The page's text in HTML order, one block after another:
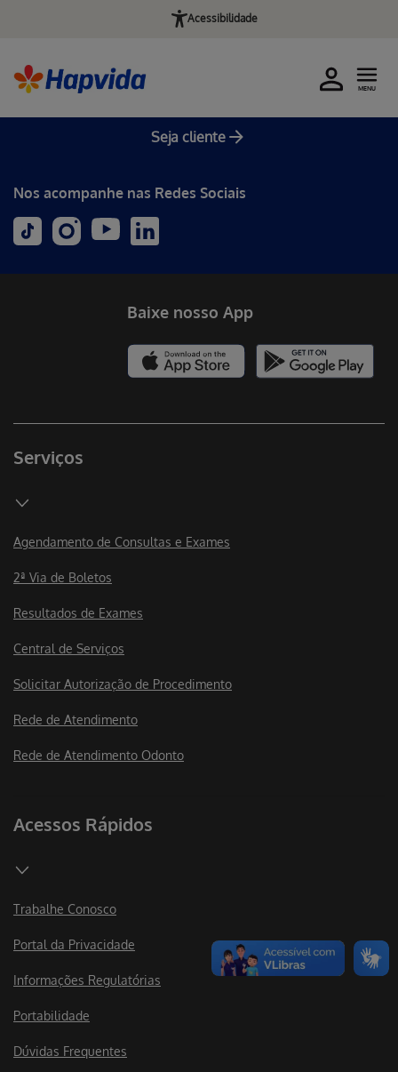
Acessibilidade
Seja cliente
MENU
Nos acompanhe nas Redes Sociais
Serviços
Agendamento de Consultas e Exames
2ª Via de Boletos
Resultados de Exames
Central de Serviços
Solicitar Autorização de Procedimento
Rede de Atendimento
Rede de Atendimento Odonto
Acessos Rápidos
Trabalhe Conosco
Portal da Privacidade
Informações Regulatórias
Portabilidade
Dúvidas Frequentes
Baixe nosso App